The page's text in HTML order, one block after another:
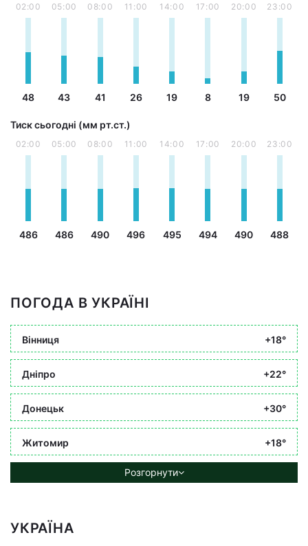
02:00
48
05:00
43
08:00
41
11:00
26
14:00
19
17:00
8
20:00
19
23:00
50
Тиск сьогодні (мм рт.ст.)
02:00
486
05:00
486
08:00
490
11:00
496
14:00
495
17:00
494
20:00
490
23:00
488
ПОГОДА В УКРАЇНІ
Вінниця +18°
Дніпро +22°
Донецьк +30°
Житомир +18°
Розгорнути
УКРАЇНА